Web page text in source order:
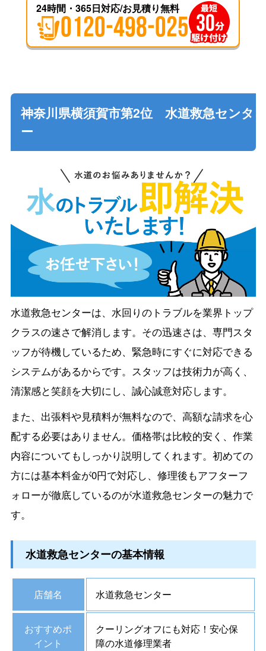
24時間・365日対応/お見積り無料
0120-498-025
神奈川県横須賀市第2位 水道救急センタ
ー
水道救急センターは、水回りのトラブルを業界トップ
クラスの速さで解消します。その迅速さは、専門スタ
ッフが待機しているため、緊急時にすぐに対応できる
システムがあるからです。スタッフは技術力が高く、
清潔感と笑顔を大切にし、誠心誠意対応します。
また、出張料や見積料が無料なので、高額な請求を心
配する必要はありません。価格帯は比較的安く、作業
内容についてもしっかり説明してくれます。初めての
方には基本料金が0円で対応し、修理後もアフターフ
ォローが徹底しているのが水道救急センターの魅力で
す。
水道救急センターの基本情報
店舗名 水道救急センター
おすすめポ
イント
クーリングオフにも対応！安心保
障の水道修理業者